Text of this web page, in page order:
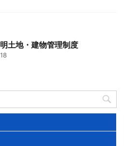
土地・建物管理制度